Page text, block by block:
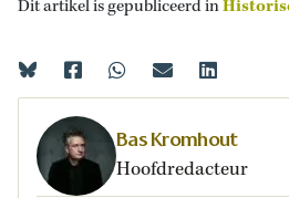
Dit artikel is gepubliceerd in
Bas Kromhout
Hoofdredacteur